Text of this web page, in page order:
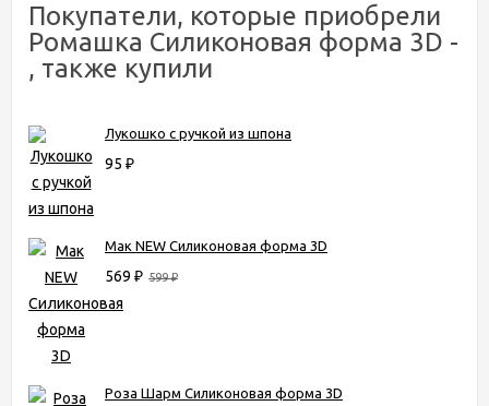
Покупатели, которые приобрели
Ромашка Силиконовая форма 3D -
, также купили
Лукошко с ручкой из шпона
95 ₽
Мак NEW Силиконовая форма 3D
569 ₽ 599₽
Роза Шарм Силиконовая форма 3D